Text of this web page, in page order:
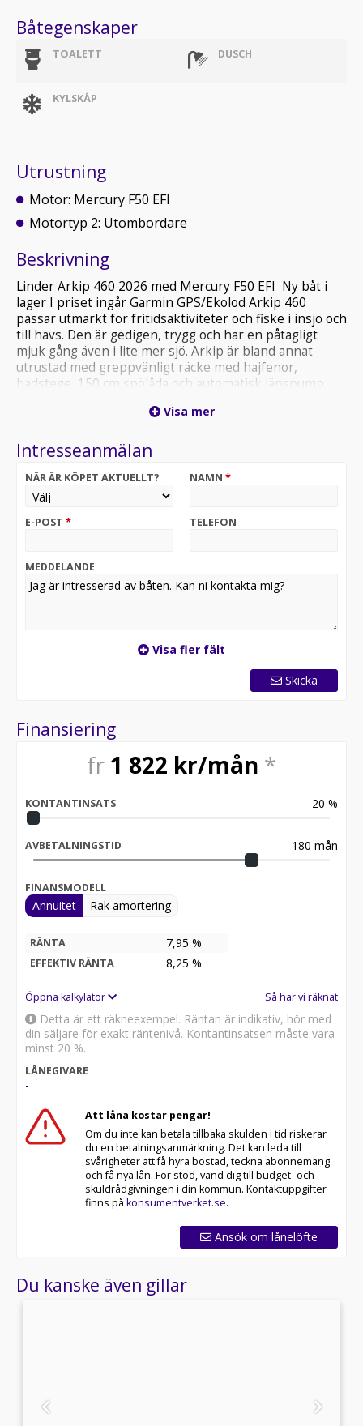
Båtegenskaper
TOALETT DUSCH
KYLSKÅP
Utrustning
Motor: Mercury F50 EFI
Motortyp 2: Utombordare
Beskrivning
Linder Arkip 460 2026 med Mercury F50 EFI Ny båt i
lager I priset ingår Garmin GPS/Ekolod Arkip 460
passar utmärkt för fritidsaktiviteter och fiske i insjö och
till havs. Den är gedigen, trygg och har en påtagligt
mjuk gång även i lite mer sjö. Arkip är bland annat
utrustad med greppvänligt räcke med hajfenor,
badstege, 150 cm spölåda och automatisk länspump.
Visa mer
Intresseanmälan
NÄR ÄR KÖPET AKTUELLT? NAMN *
E-POST * TELEFON
MEDDELANDE
Visa fler fält
Skicka
Finansiering
fr 1 822 kr/mån *
KONTANTINSATS 20 %
AVBETALNINGSTID 180 mån
FINANSMODELL
Annuitet Rak amortering
RÄNTA 7,95 %
EFFEKTIV RÄNTA 8,25 %
Öppna kalkylator Så har vi räknat
Detta är ett räkneexempel. Räntan är indikativ, hör med
din säljare för exakt räntenivå. Kontantinsatsen måste vara
minst 20 %.
LÅNEGIVARE
-
Att låna kostar pengar!
Om du inte kan betala tillbaka skulden i tid riskerar
du en betalningsanmärkning. Det kan leda till
svårigheter att få hyra bostad, teckna abonnemang
och få nya lån. För stöd, vänd dig till budget- och
skuldrådgivningen i din kommun. Kontaktuppgifter
finns på konsumentverket.se.
Ansök om lånelöfte
Du kanske även gillar